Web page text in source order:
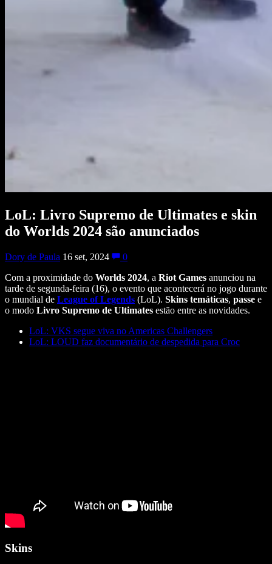
LoL: Livro Supremo de Ultimates e skin
do Worlds 2024 são anunciados
Dory de Paula 16 set, 2024
0
Com a proximidade do Worlds 2024, a Riot Games anunciou na
tarde de segunda-feira (16), o evento que acontecerá no jogo durante
o mundial de League of Legends (LoL). Skins temáticas, passe e
o modo Livro Supremo de Ultimates estão entre as novidades.
LoL: VKS segue viva no Americas Challengers
LoL: LOUD faz documentário de despedida para Croc
Skins